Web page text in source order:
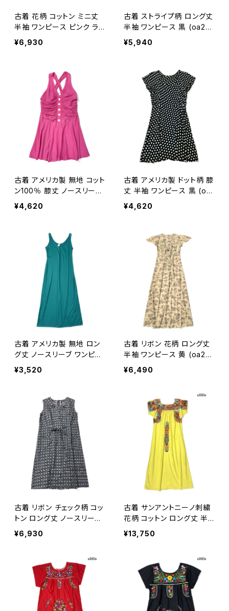
古着 花柄 コットン ミニ丈
半袖 ワンピース ピンク ライ
トグリーン (oa2607060)
¥6,930
古着 ストライプ柄 ロング丈
半袖 ワンピース 黒 (oa26
07063)
¥5,940
古着 アメリカ製 無地 コット
ン100％ 膝丈 ノースリーブ
ワンピース ピンク (oa260
7056)
¥4,620
古着 アメリカ製 ドット柄 膝
丈 半袖 ワンピース 黒 (oa
2607062)
¥4,620
古着 アメリカ製 無地 ロン
グ丈 ノースリーブ ワンピー
ス 緑 (oa2607057)
¥3,520
古着 リボン 花柄 ロング丈
半袖 ワンピース 黄 (oa26
07064)
¥6,490
古着 リボン チェック柄 コッ
トン ロング丈 ノースリーブ
プリーツ ワンピース グレー
(oa2607059)
¥6,930
古着 サンアントニーノ刺繍
花柄 コットン ロング丈 半
袖 ワンピース 黄 (otu260
6051)
¥13,750